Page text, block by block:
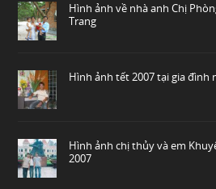
Hình ảnh về nhà anh Chị
Trang
Hình ảnh tết 2007 tại gia đình
Hình ảnh chị thủy và em
2007